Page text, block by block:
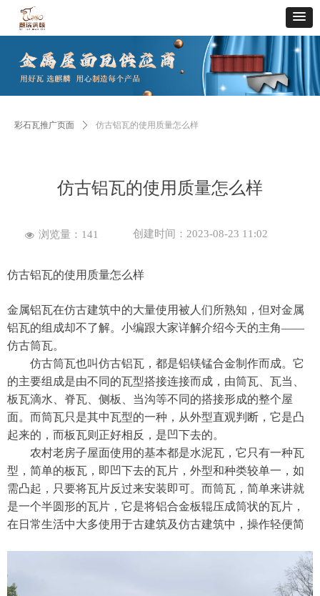
仿古铝瓦的使用质量怎么样
仿古铝瓦的使用质量怎么样
金属铝瓦在仿古建筑中的大量使用被人们所熟知，但对金属
铝瓦的组成却不了解。小编跟大家详解介绍今天的主角——
仿古筒瓦。
仿古筒瓦也叫仿古铝瓦，都是铝镁锰合金制作而成。它
的主要组成是由不同的瓦型搭接连接而成，由筒瓦、瓦当、
板瓦滴水、脊瓦、侧板、当沟等不同的搭接形成的整个屋
面。而筒瓦只是其中瓦型的一种，从外型直观判断，它是凸
起来的，而板瓦则正好相反，是凹下去的。
农村老房子屋面使用的基本都是水泥瓦，它只有一种瓦
型，简单的板瓦，即凹下去的瓦片，外型和种类较单一，如
需凸起，只要将瓦片反过来安装即可。而筒瓦，简单来讲就
是一个半圆形的瓦片，它是将铝合金板辊压成筒状的瓦片，
在日常生活中大多使用于古建筑及仿古建筑中，操作轻便简
创建时间： 2023-08-23 11:02
넶 浏览量： 141
彩石瓦推广页面 ꄲ 仿古铝瓦的使用质量怎么样